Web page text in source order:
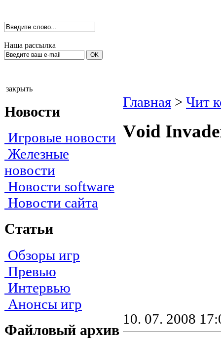
Наша рассылка
закрыть
Новости
Игровые новости
Железные
новости
Новости software
Новости сайта
Статьи
Обзоры игр
Превью
Интервью
Анонсы игр
Файловый архив
Главная > Чит
Vоid
10. 07. 2008